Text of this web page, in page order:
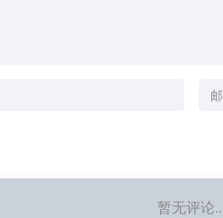
暂无评论